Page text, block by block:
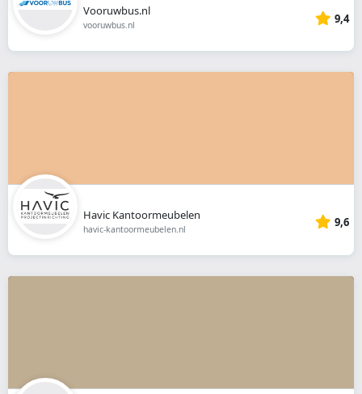
Vooruwbus.nl
vooruwbus.nl 9,4
Havic Kantoormeubelen
havic-kantoormeubelen.nl 9,6